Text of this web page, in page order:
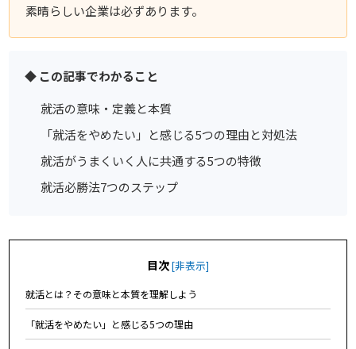
素晴らしい企業は必ずあります。
◆ この記事でわかること
就活の意味・定義と本質
「就活をやめたい」と感じる5つの理由と対処法
就活がうまくいく人に共通する5つの特徴
就活必勝法7つのステップ
目次[非表示]
就活とは？その意味と本質を理解しよう
「就活をやめたい」と感じる5つの理由